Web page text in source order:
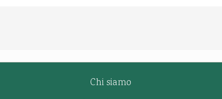
Chi siamo